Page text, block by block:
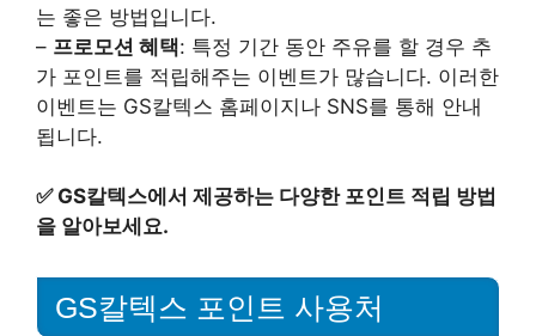
는 좋은 방법입니다.
– 프로모션 혜택: 특정 기간 동안 주유를 할 경우 추
가 포인트를 적립해주는 이벤트가 많습니다. 이러한
이벤트는 GS칼텍스 홈페이지나 SNS를 통해 안내
됩니다.
✅ GS칼텍스에서 제공하는 다양한 포인트 적립 방법
을 알아보세요.
GS칼텍스 포인트 사용처